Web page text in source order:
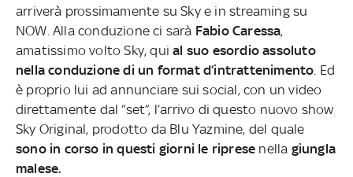
arriverà prossimamente su Sky e in streaming su
NOW. Alla conduzione ci sarà Fabio Caressa,
amatissimo volto Sky, qui al suo esordio assoluto
nella conduzione di un format d’intrattenimento . Ed
è proprio lui ad annunciare sui social, con un video
direttamente dal “set”, l’arrivo di questo nuovo show
Sky Original, prodotto da Blu Yazmine, del quale
sono in corso in questi giorni le riprese nella giungla
malese.